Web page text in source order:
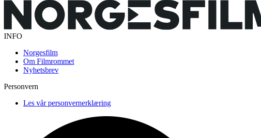
INFO
Norgesfilm
Om Filmrommet
Nyhetsbrev
Personvern
Les vår personvernerklæring